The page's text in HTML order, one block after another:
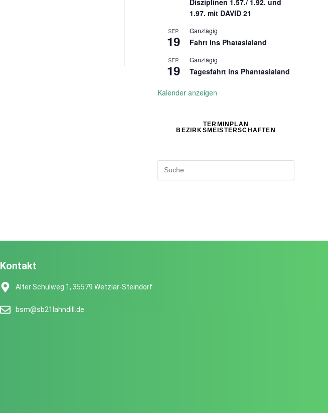
1.97. mit DAVID 21
SEP.
19
Ganztägig
Fahrt ins Phatasialand
SEP.
19
Ganztägig
Tagesfahrt ins Phantasialand
Kalender anzeigen
TERMINPLAN
BEZIRKSMEISTERSCHAFTEN
Kontakt
Alter Schulweg 1, 35579 Wetzlar-Steindorf
bsm@sb21lahndill.de